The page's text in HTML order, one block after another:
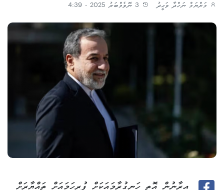
މަރްޔަމް ނަހްދާ ވަޙީދު